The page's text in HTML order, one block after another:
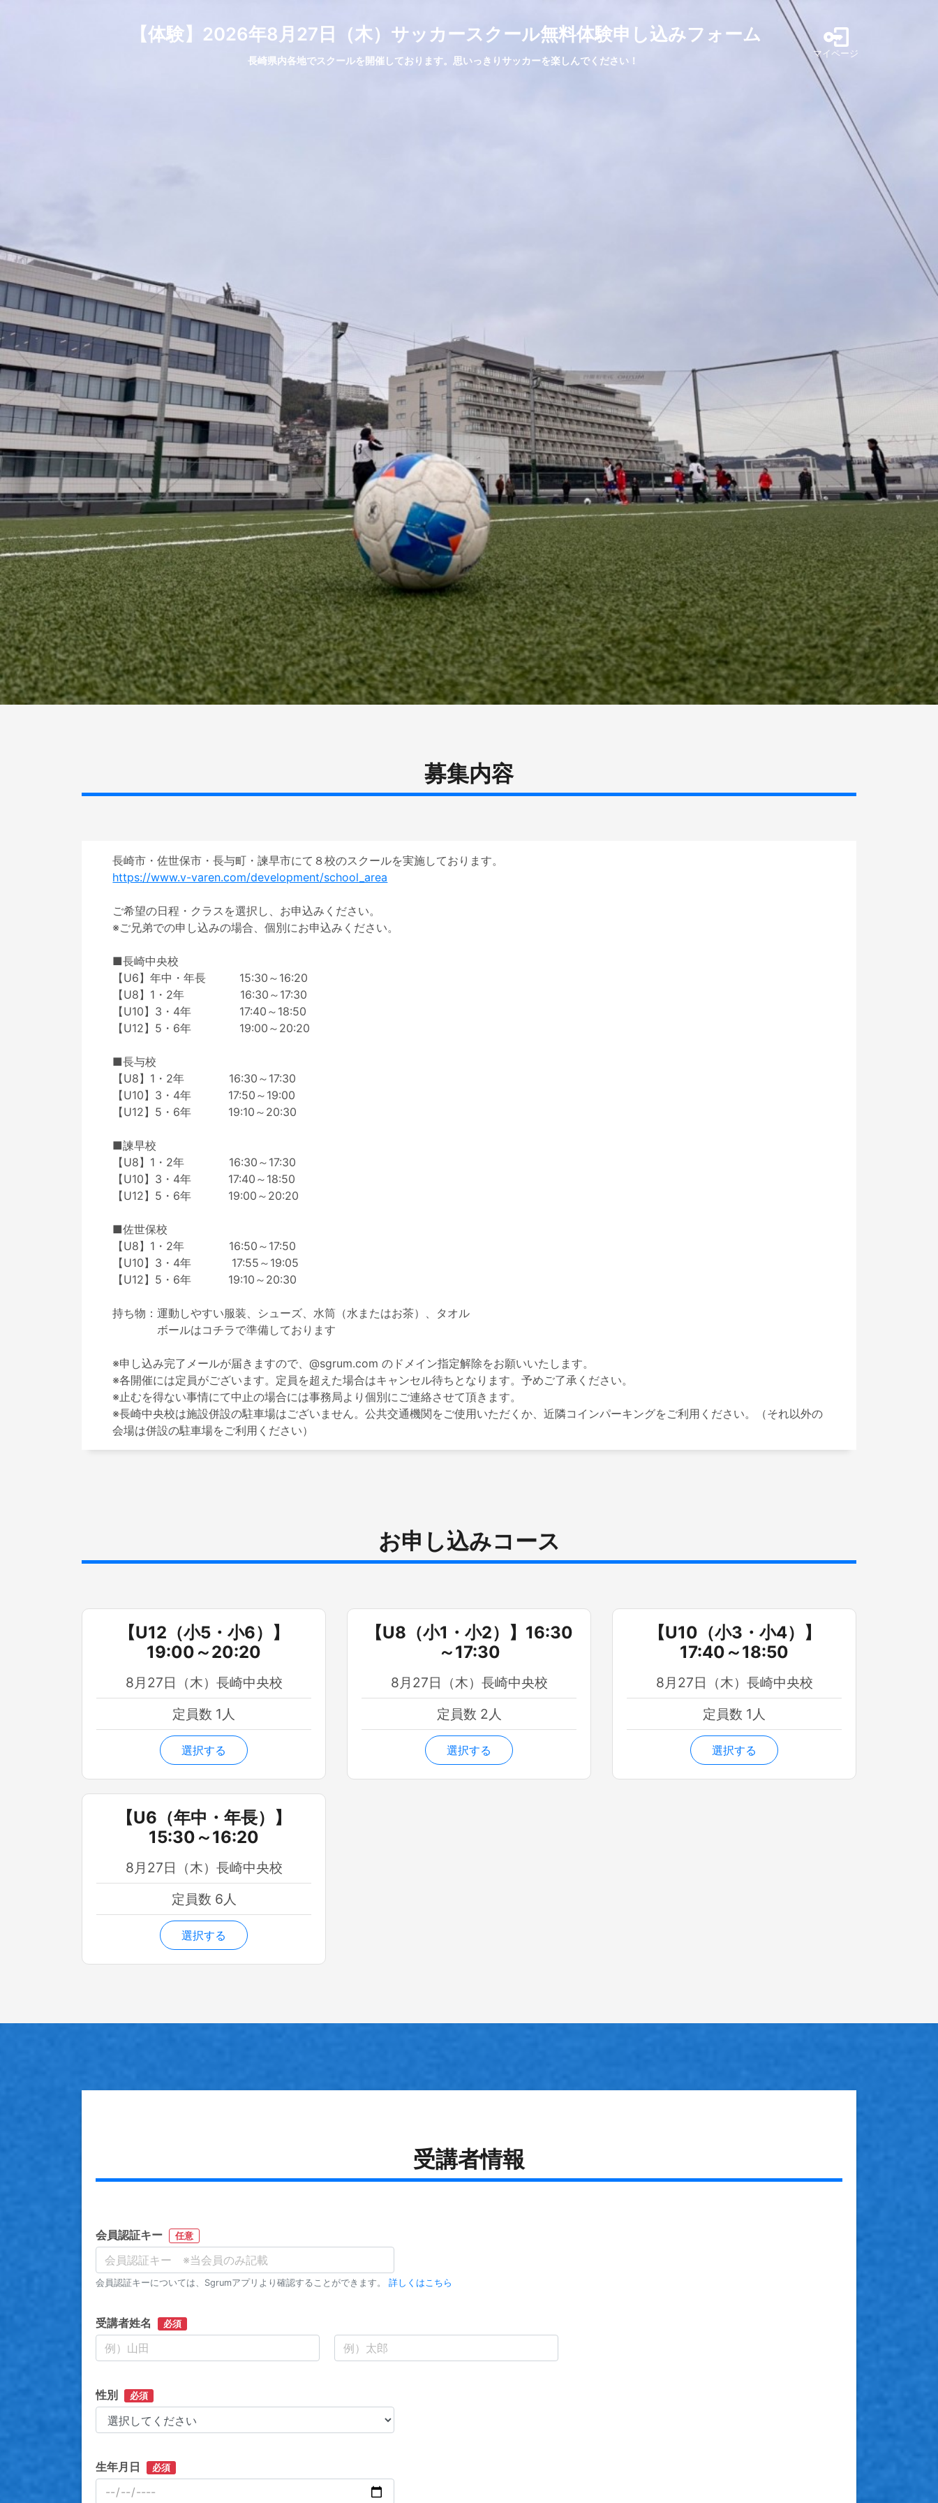
【体験】2026年8月27日（木）サッカースクール無料体験申し込みフォーム
長崎県内各地でスクールを開催しております。思いっきりサッカーを楽しんでください！
マイページ
募集内容
https://www.v-varen.com/development/school_area
ご希望の日程・クラスを選択し、お申込みください。
※ご兄弟での申し込みの場合、個別にお申込みください。
■長崎中央校
【U6】年中・年長　　　15:30～16:20
【U8】1・2年　　　　　16:30～17:30
【U10】3・4年　　　　 17:40～18:50
【U12】5・6年　　　　 19:00～20:20
■長与校
【U8】1・2年　　　　16:30～17:30
【U10】3・4年　　　 17:50～19:00
【U12】5・6年　　　 19:10～20:30
■諫早校
【U8】1・2年　　　　16:30～17:30
【U10】3・4年　　　 17:40～18:50
【U12】5・6年　　　 19:00～20:20
■佐世保校
【U8】1・2年　　　　16:50～17:50
【U10】3・4年　　　  17:55～19:05
【U12】5・6年　　　 19:10～20:30
持ち物：運動しやすい服装、シューズ、水筒（水またはお茶）、タオル
ボールはコチラで準備しております
※申し込み完了メールが届きますので、@sgrum.com のドメイン指定解除をお願いいたします。
※各開催には定員がございます。定員を超えた場合はキャンセル待ちとなります。予めご了承ください。
※止むを得ない事情にて中止の場合には事務局より個別にご連絡させて頂きます。
※長崎中央校は施設併設の駐車場はございません。公共交通機関をご使用いただくか、近隣コインパーキングをご利用ください。（それ以外の
会場は併設の駐車場をご利用ください）
お申し込みコース
【U12（小5・小6）】
19:00～20:20
8月27日（木）長崎中央校
定員数 1人
選択する
【U8（小1・小2）】16:30
～17:30
8月27日（木）長崎中央校
定員数 2人
選択する
【U10（小3・小4）】
17:40～18:50
8月27日（木）長崎中央校
定員数 1人
選択する
【U6（年中・年長）】
15:30～16:20
8月27日（木）長崎中央校
定員数 6人
選択する
受講者情報
会員認証キー 任意
会員認証キーについては、Sgrumアプリより確認することができます。 詳しくはこちら
受講者姓名 必須
性別 必須
生年月日 必須